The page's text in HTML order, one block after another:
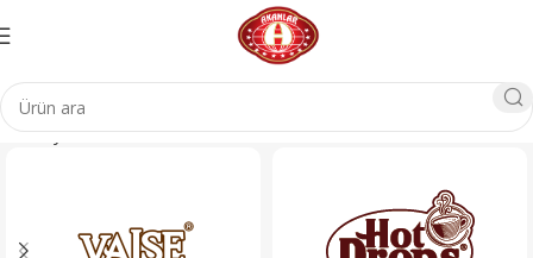
Ana Sayfa Cam Ürünleri Kase